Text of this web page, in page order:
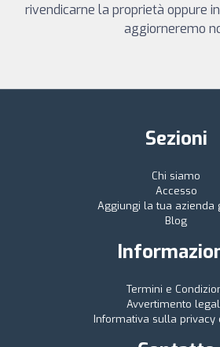
rivendicarne la proprietà oppure
aggiorneremo
Sezioni
Chi siamo
Accesso
Aggiungi la tua azienda
Blog
Termini e
Avvertimento
Informativa sulla privacy